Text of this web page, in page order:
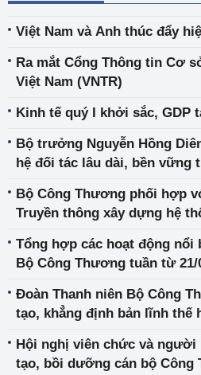
Việt Nam và Anh thúc đẩy
Ra mắt Cổng Thông tin Cơ
Việt Nam (VNTR)
Kinh tế quý I khởi sắc, GDP
Bộ trưởng Nguyễn Hồng
hệ đối tác lâu dài, bền vững
Bộ Công Thương phối hợp
Truyền thông xây dựng hệ
Tổng hợp các hoạt động nổi
Bộ Công Thương tuần từ 21/
Đoàn Thanh niên Bộ Công
tạo, khẳng định bản lĩnh thế
Hội nghị viên chức và
tạo, bồi dưỡng cán bộ